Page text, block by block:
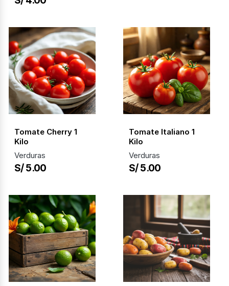
Tomate Cherry 1
Kilo
Verduras
S/ 5.00
Tomate Italiano 1
Kilo
Verduras
S/ 5.00